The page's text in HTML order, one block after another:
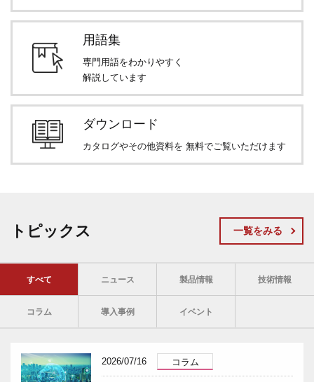
用語集
専門用語をわかりやすく
解説しています
ダウンロード
カタログやその他資料を 無料でご覧いただけます
トピックス 一覧をみる
すべて ニュース 製品情報 技術情報
コラム 導入事例 イベント
2026/07/16 コラム